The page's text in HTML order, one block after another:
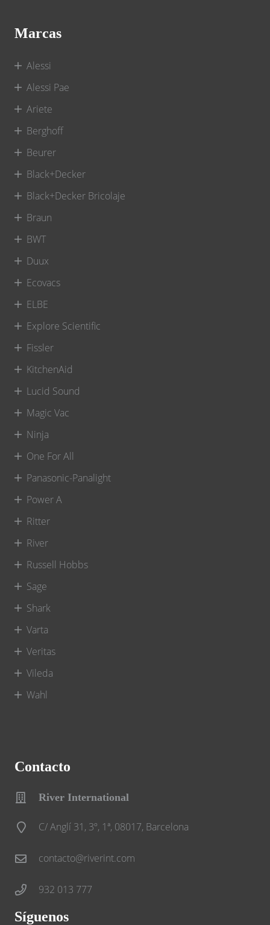
Marcas
Alessi
Alessi Pae
Ariete
Berghoff
Beurer
Black+Decker
Black+Decker Bricolaje
Braun
BWT
Duux
Ecovacs
ELBE
Explore Scientific
Fissler
KitchenAid
Lucid Sound
Magic Vac
Ninja
One For All
Panasonic-Panalight
Power A
Ritter
River
Russell Hobbs
Sage
Shark
Varta
Veritas
Vileda
Wahl
Contacto
River International
C/ Anglí 31, 3º, 1ª, 08017, Barcelona
contacto@riverint.com
932 013 777
Síguenos